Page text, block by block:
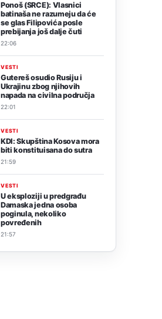
Ponoš (SRCE): Vlasnici
batinaša ne razumeju da će
se glas Filipovića posle
prebijanja još dalje čuti
22:06
VESTI
Gutereš osudio Rusiju i
Ukrajinu zbog njihovih
napada na civilna područja
22:01
VESTI
KDI: Skupština Kosova mora
biti konstituisana do sutra
21:59
VESTI
U eksploziji u predgrađu
Damaska jedna osoba
poginula, nekoliko
povređenih
21:57